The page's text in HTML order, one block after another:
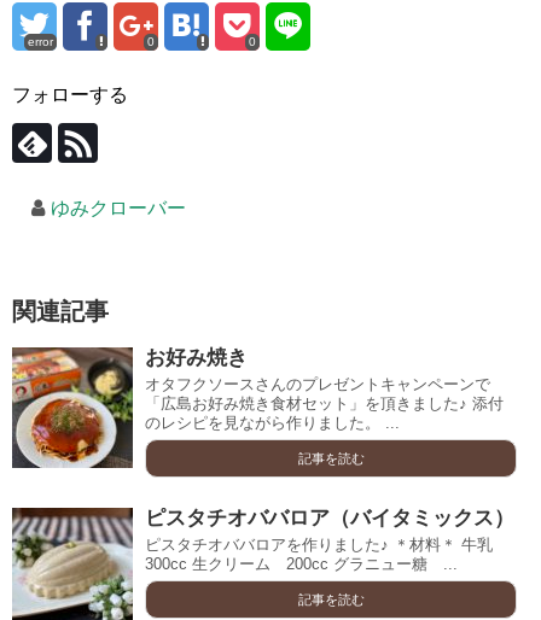
error 0 0
フォローする
ゆみクローバー
関連記事
お好み焼き
オタフクソースさんのプレゼントキャンペーンで
「広島お好み焼き食材セット」を頂きました♪ 添付
のレシピを見ながら作りました。 ...
記事を読む
ピスタチオババロア（バイタミックス）
ピスタチオババロアを作りました♪ ＊材料＊ 牛乳
300cc 生クリーム 200cc グラニュー糖 ...
記事を読む